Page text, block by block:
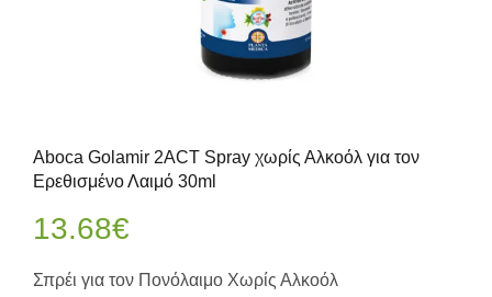
Aboca Golamir 2ACT Spray χωρίς Αλκοόλ για τον
Ερεθισμένο Λαιμό 30ml
13.68€
Σπρέι για τον Πονόλαιμο Χωρίς Αλκοόλ